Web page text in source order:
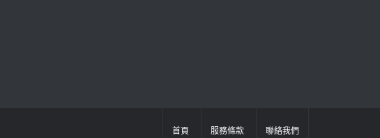
首頁 服務條款 聯絡我們